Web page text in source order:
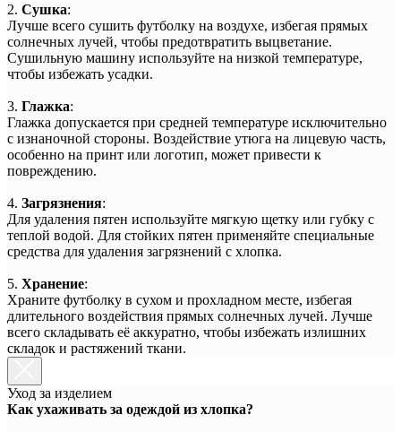
2. Сушка:
Лучше всего сушить футболку на воздухе, избегая прямых
солнечных лучей, чтобы предотвратить выцветание.
Сушильную машину используйте на низкой температуре,
чтобы избежать усадки.
3. Глажка:
Глажка допускается при средней температуре исключительно
с изнаночной стороны. Воздействие утюга на лицевую часть,
особенно на принт или логотип, может привести к
повреждению.
4. Загрязнения:
Для удаления пятен используйте мягкую щетку или губку с
теплой водой. Для стойких пятен применяйте специальные
средства для удаления загрязнений с хлопка.
5. Хранение:
Храните футболку в сухом и прохладном месте, избегая
длительного воздействия прямых солнечных лучей. Лучше
всего складывать её аккуратно, чтобы избежать излишних
складок и растяжений ткани.
Уход за изделием
Как ухаживать за одеждой из хлопка?